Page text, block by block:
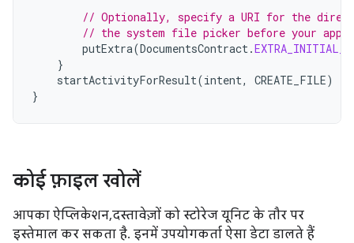
// Optionally, specify a URI for the
// the system file picker before your app
putExtra(DocumentsContract.
}
startActivityForResult(intent, CREATE_FILE)
}
कोई फ़ाइल खोलें
आपका ऐप्लिकेशन, दस्तावेज़ों को स्टोरेज यूनिट के तौर पर
इस्तेमाल कर सकता है. इनमें उपयोगकर्ता ऐसा डेटा डालते हैं